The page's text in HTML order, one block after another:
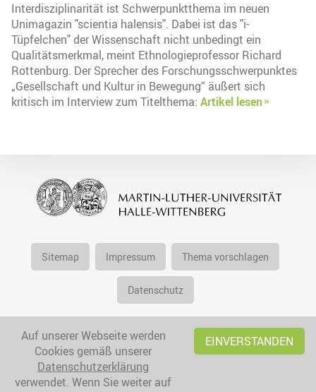
Interdisziplinarität ist Schwerpunktthema im neuen
Unimagazin "scientia halensis". Dabei ist das "i-
Tüpfelchen" der Wissenschaft nicht unbedingt ein
Qualitätsmerkmal, meint Ethnologieprofessor Richard
Rottenburg. Der Sprecher des Forschungsschwerpunktes
„Gesellschaft und Kultur in Bewegung“ äußert sich
kritisch im Interview zum Titelthema: Artikel lesen
Sitemap Impressum Thema vorschlagen
Datenschutz
Auf unserer Webseite werden
Cookies gemäß unserer
Datenschutzerklärung
verwendet. Wenn Sie weiter auf
EINVERSTANDEN